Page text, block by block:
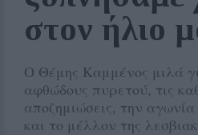
στον ήλιο
Ο Θέμης Καμμένος μιλά
αφθώδους πυρετού, τις
αποζημιώσεις, την
και το μέλλον της